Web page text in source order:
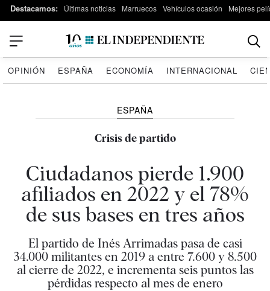
Destacamos: Últimas noticias Marruecos Vehículos ocasión Mejores
OPINIÓN ESPAÑA ECONOMÍA INTERNACIONAL
ESPAÑA
Crisis de partido
Ciudadanos pierde 1.900
afiliados en 2022 y el 78%
de sus bases en tres años
El partido de Inés Arrimadas pasa de casi
34.000 militantes en 2019 a entre 7.600 y 8.500
al cierre de 2022, e incrementa seis puntos las
pérdidas respecto al mes de enero